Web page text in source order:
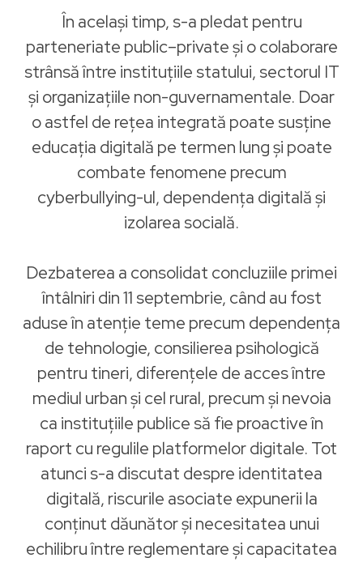
În același timp, s-a pledat pentru
parteneriate public–private și o colaborare
strânsă între instituțiile statului, sectorul IT
și organizațiile non-guvernamentale. Doar
o astfel de rețea integrată poate susține
educația digitală pe termen lung și poate
combate fenomene precum
cyberbullying-ul, dependența digitală și
izolarea socială.
Dezbaterea a consolidat concluziile primei
întâlniri din 11 septembrie, când au fost
aduse în atenție teme precum dependența
de tehnologie, consilierea psihologică
pentru tineri, diferențele de acces între
mediul urban și cel rural, precum și nevoia
ca instituțiile publice să fie proactive în
raport cu regulile platformelor digitale. Tot
atunci s-a discutat despre identitatea
digitală, riscurile asociate expunerii la
conținut dăunător și necesitatea unui
echilibru între reglementare și capacitatea